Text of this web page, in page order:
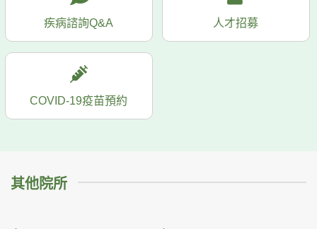
疾病諮詢Q&A 人才招募
COVID-19疫苗預約
其他院所